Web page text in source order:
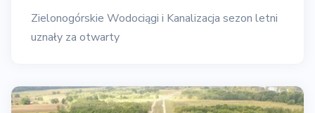
Zielonogórskie Wodociągi i Kanalizacja sezon letni
uznały za otwarty